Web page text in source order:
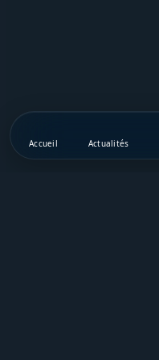
Accueil Actualités